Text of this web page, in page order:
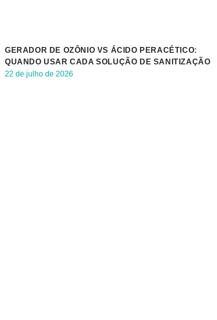
GERADOR DE OZÔNIO VS ÁCIDO PERACÉTICO:
QUANDO USAR CADA SOLUÇÃO DE SANITIZAÇÃO
22 de julho de 2026